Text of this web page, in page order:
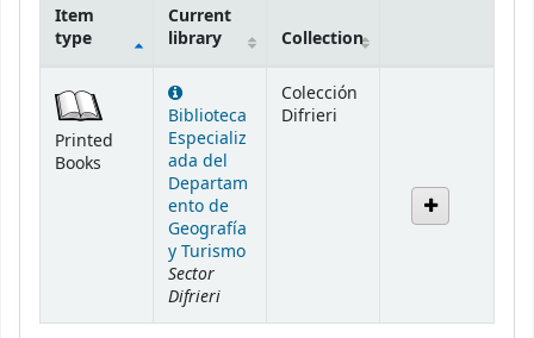
Item
type
Current
library
Collection
Printed
Books
Biblioteca
Especializ
ada del
Departam
ento de
Geografía
y Turismo
Sector
Difrieri
Colección
Difrieri